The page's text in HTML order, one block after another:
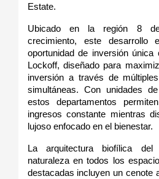
Estate.
Ubicado en la región 8
crecimiento, este desarrollo
oportunidad de inversión
Lockoff, diseñado para
inversión a través de
simultáneas. Con unidades
estos departamentos
ingresos constante mientras
lujoso enfocado en el bienestar.
La arquitectura biofílica
naturaleza en todos los
destacadas incluyen un cenote